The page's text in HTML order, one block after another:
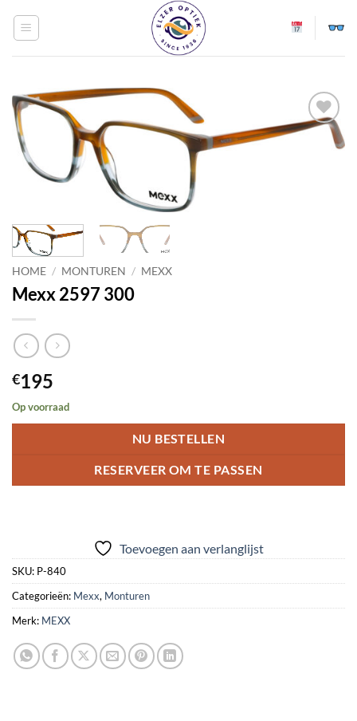
naar
Toevoegen
HOME / MONTUREN / MEXX
Mexx 2597 300
€195
Op voorraad
NU BESTELLEN
RESERVEER OM TE PASSEN
Toevoegen aan verlanglijst
SKU: P-840
Categorieën: Mexx, Monturen
Merk: MEXX